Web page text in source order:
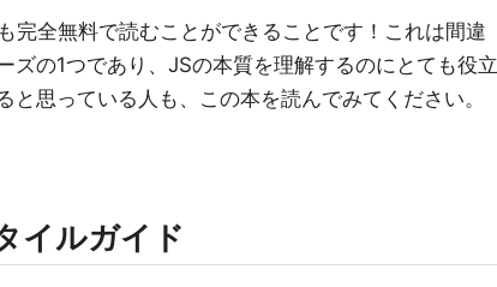
完全無料で読むことができることです！これは間違
の1つであり、JSの本質を理解するのにとても役立
思っている人も、この本を読んでみてください。
イルガイド